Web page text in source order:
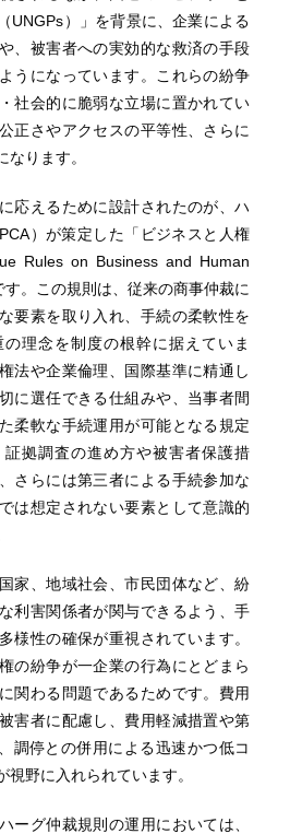
UNGPs）」を背景に、企業による
、被害者への実効的な救済の手段
うになっています。これらの紛争
社会的に脆弱な立場に置かれてい
正さやアクセスの平等性、さらに
ります。
応えるために設計されたのが、ハ
）が策定した「ビジネスと人権
Rules on Business and Human
。この規則は、従来の商事仲裁に
要素を取り入れ、手続の柔軟性を
理念を制度の根幹に据えていま
法や企業倫理、国際基準に精通し
に選任できる仕組みや、当事者間
柔軟な手続運用が可能となる規定
拠調査の進め方や被害者保護措
さらには第三者による手続参加な
は想定されない要素として意識的
家、地域社会、市民団体など、紛
利害関係者が関与できるよう、手
様性の確保が重視されています。
の紛争が一企業の行為にとどまら
関わる問題であるためです。費用
害者に配慮し、費用軽減措置や第
調停との併用による迅速かつ低コ
視野に入れられています。
ーグ仲裁規則の運用においては、